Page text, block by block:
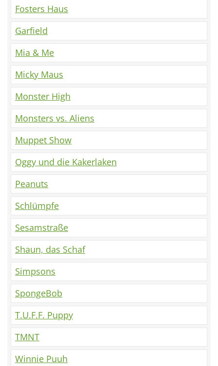
Fosters Haus
Garfield
Mia & Me
Micky Maus
Monster High
Monsters vs. Aliens
Muppet Show
Oggy und die Kakerlaken
Peanuts
Schlümpfe
Sesamstraße
Shaun, das Schaf
Simpsons
SpongeBob
T.U.F.F. Puppy
TMNT
Winnie Puuh